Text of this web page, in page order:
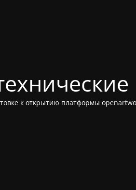
к открытию платформы